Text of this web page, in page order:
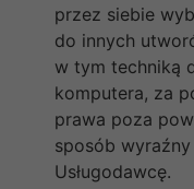
przez siebie
do innych
w tym techniką
komputera, za
prawa poza
sposób
Usługodawcę.